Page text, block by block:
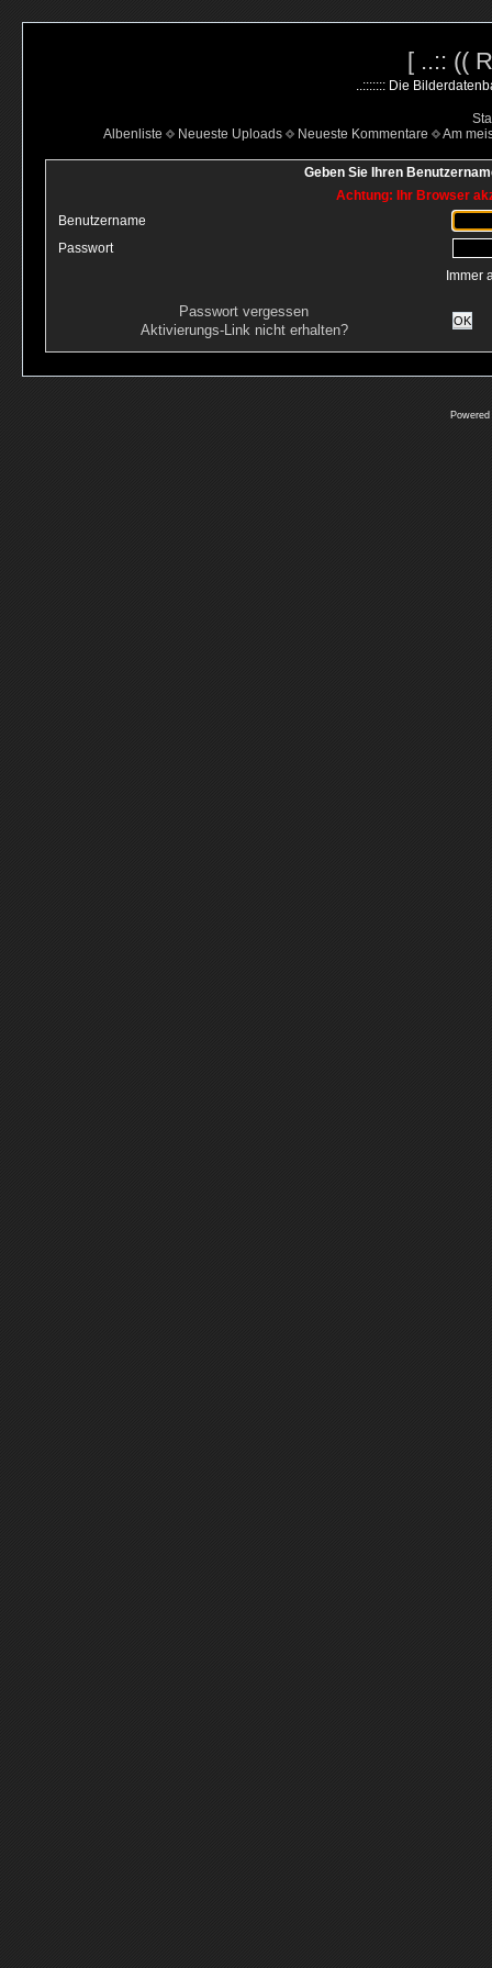
[ ..:: ((
..::::::: Die
Albenliste
Neueste Uploads Neueste Kommentare Am
Geben Sie Ihren
Achtung: Ihr Browser
Benutzername
Passwort
Immer
Passwort vergessen
Aktivierungs-Link nicht erhalten?
OK